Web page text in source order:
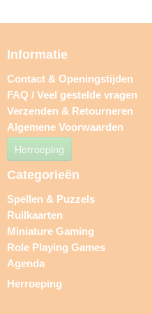
Informatie
Contact & Openingstijden
FAQ / Veel gestelde vragen
Verzenden & Retourneren
Algemene Voorwaarden
Herroeping
Categorieën
Spellen & Puzzels
Ruilkaarten
Miniature Gaming
Role Playing Games
Agenda
Herroeping